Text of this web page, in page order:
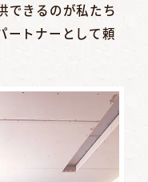
できるのが私たち
ートナーとして頼